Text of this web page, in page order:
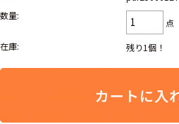
映画
大きいサイズ
Search by Brandブランドか
数量:
点
在庫:
残り1個！